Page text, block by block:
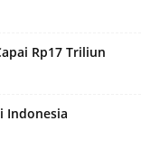
Rp17 Triliun
Indonesia